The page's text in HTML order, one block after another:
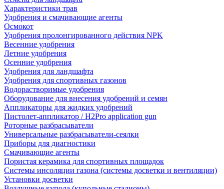
Характеристики трав
Удобрения и смачивающие агенты
Осмокот
Удобрения пролонгированного действия NPK
Весенние удобрения
Летние удобрения
Осенние удобрения
Удобрения для ландшафта
Удобрения для спортивных газонов
Водорастворимые удобрения
Оборудование для внесения удобрений и семян
Аппликаторы для жидких удобрений
Пистолет-аппликатор / H2Pro application gun
Роторные разбрасыватели
Универсальные разбрасыватели-сеялки
Приборы для диагностики
Смачивающие агенты
Пористая керамика для спортивных площадок
Системы инсоляции газона (системы досветки и вентиляции)
Установки досветки